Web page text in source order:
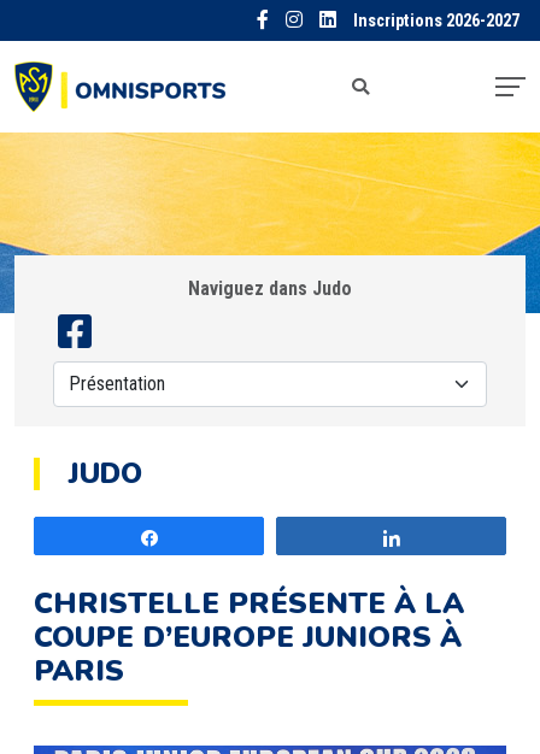
Inscriptions 2026-2027
Naviguez dans Judo
JUDO
CHRISTELLE PRÉSENTE À LA
COUPE D’EUROPE JUNIORS À
PARIS